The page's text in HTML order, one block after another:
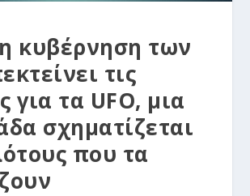
κυβέρνηση των
τις
για τα UFO, μια
σχηματίζεται
που τα